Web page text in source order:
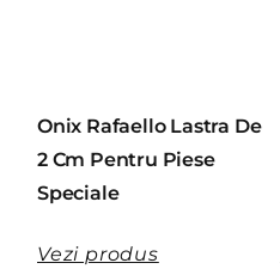
Onix Rafaello Lastra De
2 Cm Pentru Piese
Speciale
Vezi produs